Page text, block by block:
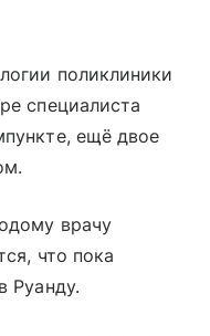
поликлиники
специалиста
ещё двое
врачу
что пока
Руанду.